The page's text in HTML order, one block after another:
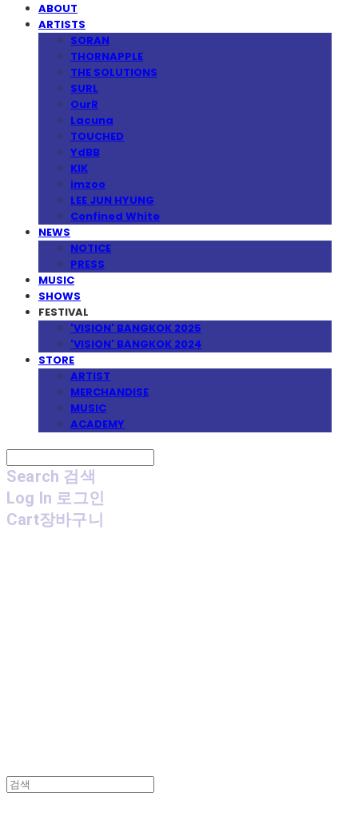
ABOUT
ARTISTS
SORAN
THORNAPPLE
THE SOLUTIONS
SURL
OurR
Lacuna
TOUCHED
YdBB
KIK
imzoo
LEE JUN HYUNG
Confined White
NEWS
NOTICE
PRESS
MUSIC
SHOWS
FESTIVAL
'VISION' BANGKOK 2025
'VISION' BANGKOK 2024
STORE
ARTIST
MERCHANDISE
MUSIC
ACADEMY
Search 검색
Log In 로그인
Cart장바구니